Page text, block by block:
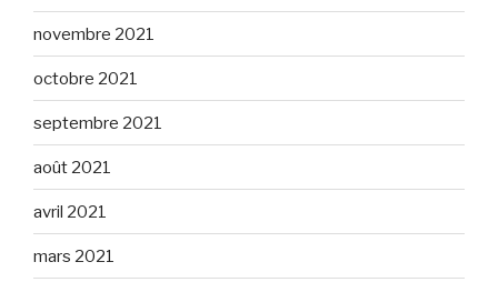
novembre 2021
octobre 2021
septembre 2021
août 2021
avril 2021
mars 2021